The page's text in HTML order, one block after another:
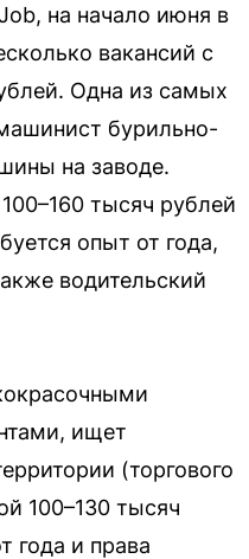
на начало июня в
вакансий с
Одна из самых
бурильно-
на заводе.
тысяч рублей
опыт от года,
водительский
ищет
(торгового
100–130 тысяч
года и права